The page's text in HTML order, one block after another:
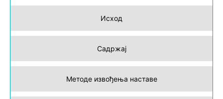
Исход
Садржај
Методе извођења наставе